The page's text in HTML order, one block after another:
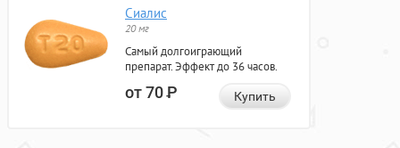
Сиалис
20 мг
Самый долгоиграющий
препарат. Эффект до 36 часов.
от 70Р Купить